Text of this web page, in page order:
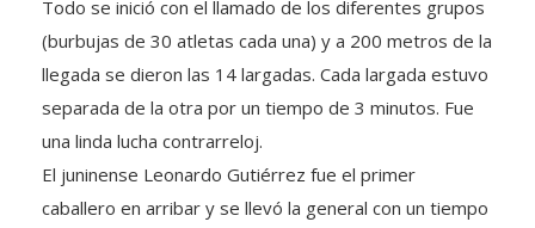
(burbujas de 30 atletas cada una) y a 200 metros de la
llegada se dieron las 14 largadas. Cada largada estuvo
separada de la otra por un tiempo de 3 minutos. Fue
una linda lucha contrarreloj.
El juninense Leonardo Gutiérrez fue el primer
caballero en arribar y se llevó la general con un tiempo
de 1h05m09s, escoltado por el neuquino Ramiro Alias